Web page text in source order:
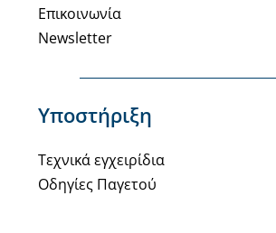
Επικοινωνία
Newsletter
Υποστήριξη
Τεχνικά εγχειρίδια
Οδηγίες Παγετού